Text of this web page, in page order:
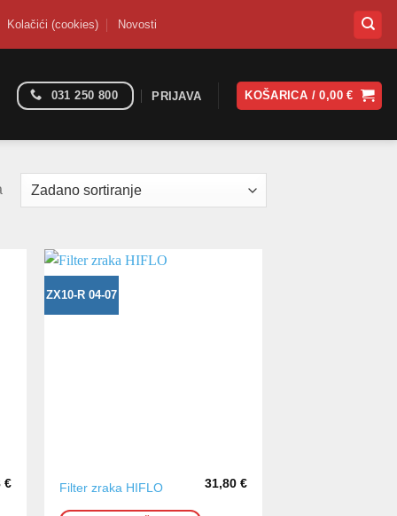
Kolačići (cookies) Novosti
031 250 800 PRIJAVA KOŠARICA /0,00€
€
ZX10-R 04-07
Filter zraka HIFLO 31,80 €